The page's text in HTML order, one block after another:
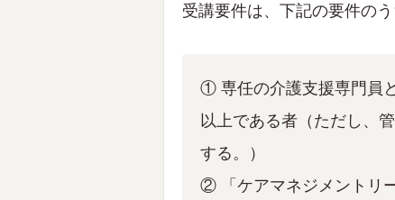
受講要件は、下記の要件の
① 専任の介護支援専門員
以上である者（ただし、
する。）
② 「ケアマネジメントリ